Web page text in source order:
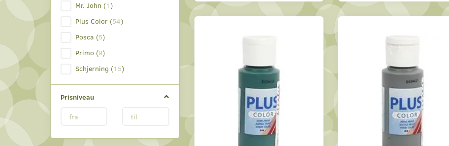
Mr. John (1)
Plus Color (54)
Posca (5)
Primo (9)
Schjerning (15)
Prisniveau